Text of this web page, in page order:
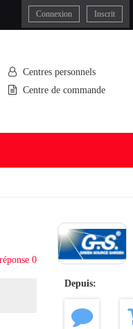
Connexion Inscrit
Centres personnels
Centre de commande
0
Depuis: